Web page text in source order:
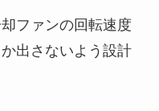
ファンの回転速度
出さないよう設計